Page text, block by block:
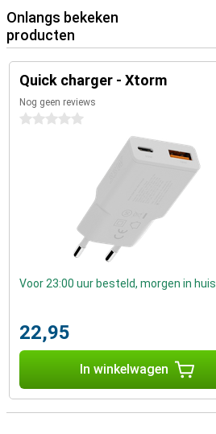
Onlangs bekeken
producten
Quick charger - Xtorm
Nog geen reviews
0 sterren
Voor 23:00 uur besteld, morgen in huis
22,95
In winkelwagen